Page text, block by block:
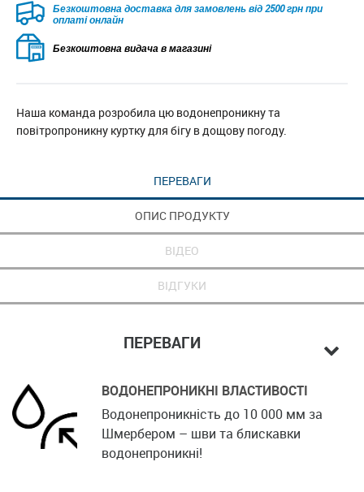
Безкоштовна доставка для замовлень від 2500 грн при
оплаті онлайн
Безкоштовна видача в магазині
Наша команда розробила цю водонепроникну та
повітропроникну куртку для бігу в дощову погоду.
ПЕРЕВАГИ
ОПИС ПРОДУКТУ
ВІДЕО
ВІДГУКИ
ПЕРЕВАГИ
ВОДОНЕПРОНИКНІ ВЛАСТИВОСТІ
Водонепроникність до 10 000 мм за
Шмербером – шви та блискавки
водонепроникні!